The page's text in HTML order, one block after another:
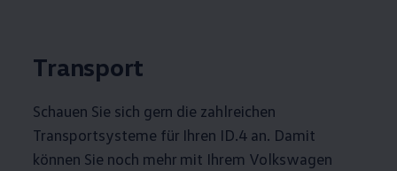
Transport
Schauen Sie sich gern die zahlreichen
Transportsysteme für Ihren ID.4 an. Damit
können Sie noch mehr mit Ihrem Volkswagen